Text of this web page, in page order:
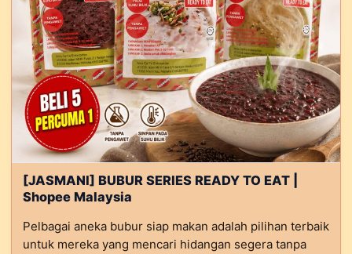
[JASMANI] BUBUR SERIES READY TO EAT |
Shopee Malaysia
Pelbagai aneka bubur siap makan adalah pilihan terbaik
untuk mereka yang mencari hidangan segera tanpa